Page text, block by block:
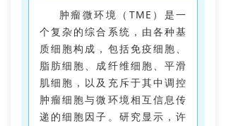
人力资源
联系我们
肿瘤微环境（TME）是一
个复杂的综合系统，由各种基
质细胞构成，包括免疫细胞、
脂肪细胞、成纤维细胞、平滑
肌细胞，以及充斥于其中调控
肿瘤细胞与微环境相互信息传
递的细胞因子。研究显示，许